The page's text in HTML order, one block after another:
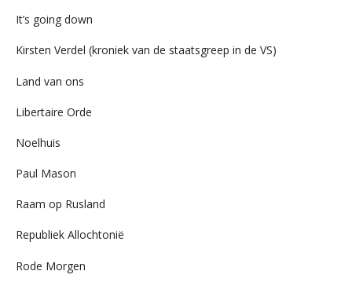
It’s going down
Kirsten Verdel (kroniek van de staatsgreep in de VS)
Land van ons
Libertaire Orde
Noelhuis
Paul Mason
Raam op Rusland
Republiek Allochtonië
Rode Morgen